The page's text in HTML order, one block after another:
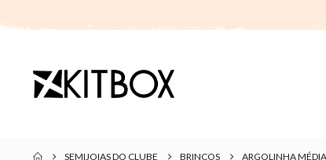
SEMIJOIAS DO CLUBE BRINCOS ARGOLINHA